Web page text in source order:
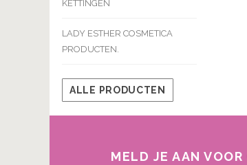
KETTINGEN
LADY ESTHER COSMETICA
PRODUCTEN.
ALLE PRODUCTEN
MELD JE AAN